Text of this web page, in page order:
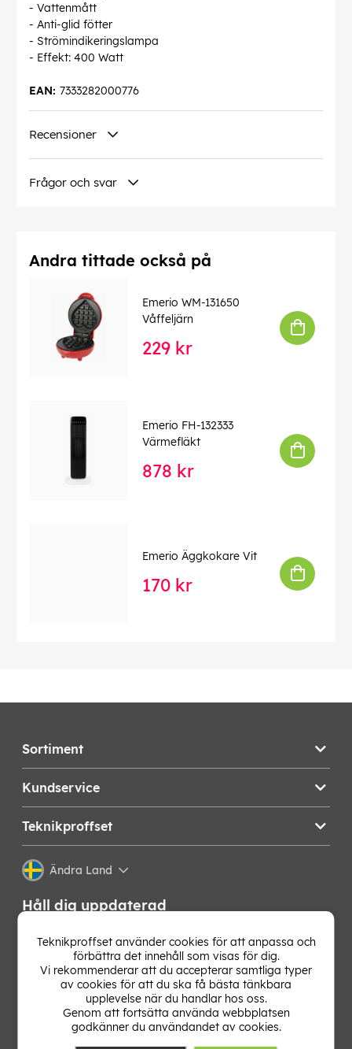
- Vattenmått
- Anti-glid fötter
- Strömindikeringslampa
- Effekt: 400 Watt
7333282000776
EAN:
Recensioner
Frågor och svar
Andra tittade också på
Emerio WM-131650
Våffeljärn
229 kr
Emerio FH-132333
Värmefläkt
878 kr
Emerio Äggkokare Vit
170 kr
Sortiment
Kundservice
Teknikproffset
Ändra Land
Håll dig uppdaterad
Få de senaste nyheterna, hetaste erbjudandena och
bästa tipsen från oss direkt i din mejlkorg. Signa upp på
vårt nyhetsbrev!
Teknikproffset använder cookies för att anpassa och
förbättra det innehåll som visas för dig.
Vi rekommenderar att du accepterar samtliga typer
av cookies för att du ska få bästa tänkbara
upplevelse när du handlar hos oss.
Genom att fortsätta använda webbplatsen
godkänner du användandet av cookies.